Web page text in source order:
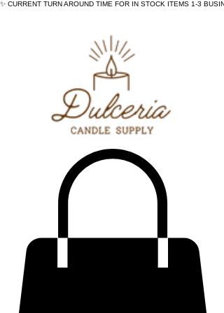
✨ CURRENT TURN AROUND TIME FOR IN STOCK ITEMS 1-3